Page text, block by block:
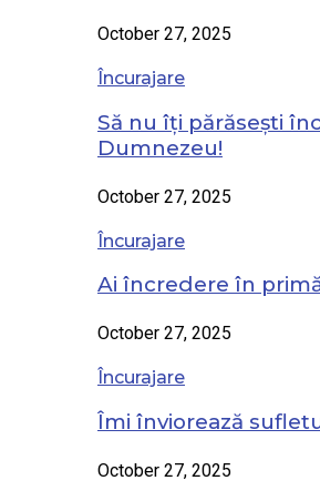
October 27, 2025
Încurajare
Să nu îți părăsești
Dumnezeu!
October 27, 2025
Încurajare
Ai încredere în
October 27, 2025
Încurajare
Îmi înviorează
October 27, 2025